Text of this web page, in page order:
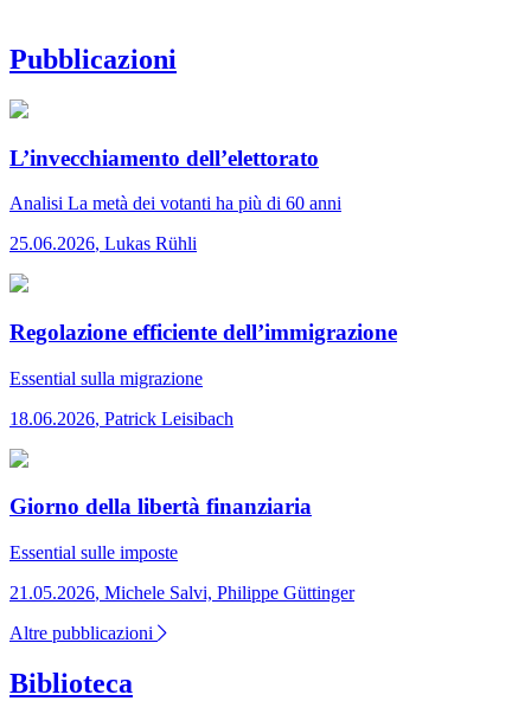
Pubblicazioni
L’invecchiamento dell’elettorato
Analisi La metà dei votanti ha più di 60 anni
25.06.2026, Lukas Rühli
Regolazione efficiente dell’immigrazione
Essential sulla migrazione
18.06.2026, Patrick Leisibach
Giorno della libertà finanziaria
Essential sulle imposte
21.05.2026, Michele Salvi, Philippe Güttinger
Altre pubblicazioni
Biblioteca